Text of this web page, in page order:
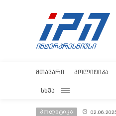
ᲛᲗᲐᲕᲐᲠᲘ ᲞᲝᲚᲘᲢᲘᲙᲐ
ᲡᲮᲕᲐ
პოლიტიკა